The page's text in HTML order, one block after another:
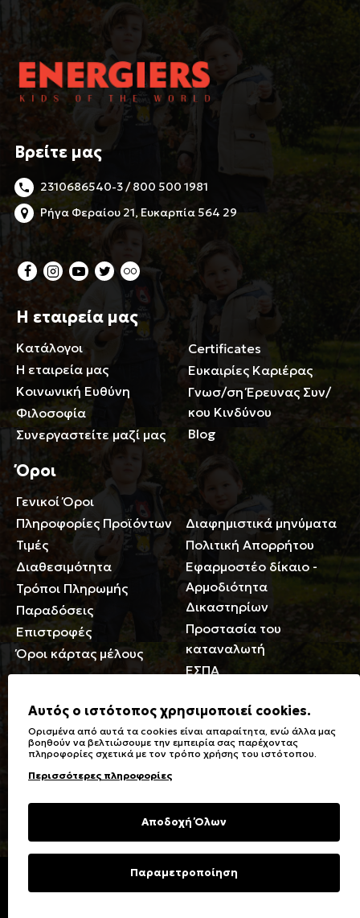
Βρείτε μας
2310686540-3 / 800 500 1981
Ρήγα Φεραίου 21, Ευκαρπία 564 29
Η εταιρεία μας
Κατάλογοι
Η εταιρεία μας
Κοινωνική Ευθύνη
Φιλοσοφία
Συνεργαστείτε μαζί μας
Certificates
Ευκαιρίες Καριέρας
Γνωσ/ση Έρευνας Συν/
κου Κινδύνου
Blog
Όροι
Γενικοί Όροι
Πληροφορίες Προϊόντων
Τιμές
Διαθεσιμότητα
Τρόποι Πληρωμής
Παραδόσεις
Επιστροφές
Όροι κάρτας μέλους
Περιορισμοί ευθύνης
Διαφημιστικά μηνύματα
Πολιτική Απορρήτου
Εφαρμοστέο δίκαιο -
Αρμοδιότητα
Δικαστηρίων
Προστασία του
καταναλωτή
ΕΣΠΑ
Γενικά
Καταστήματα
Ειδικές Εκπτώσεις ΑμΕΑ
Δωροκάρτες
Συχνές Ερωτήσεις
Φροντίδα Ρούχων
Σύμβολα πλύσης,
σιδερώματος
υφασμάτων
Επικοινωνία
Copyright © 2023 Energiers.gr
Αυτός ο ιστότοπος χρησιμοποιεί cookies.
Ορισμένα από αυτά τα cookies είναι απαραίτητα, ενώ άλλα μας
βοηθούν να βελτιώσουμε την εμπειρία σας παρέχοντας
πληροφορίες σχετικά με τον τρόπο χρήσης του ιστότοπου.
Περισσότερες πληροφορίες
Αποδοχή Όλων
Παραμετροποίηση